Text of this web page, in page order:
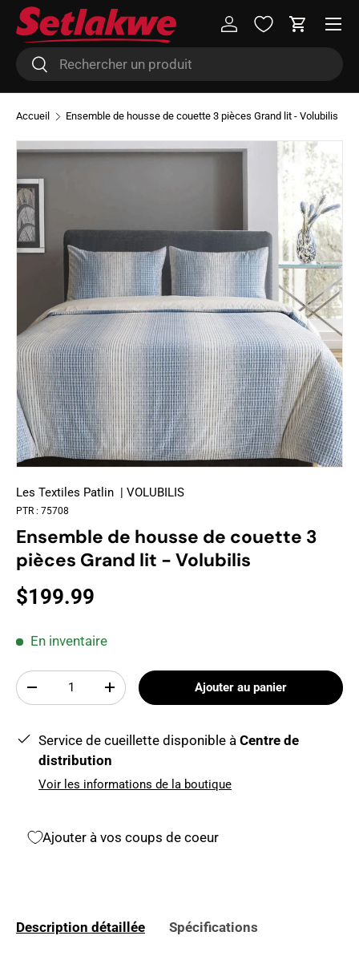
Aller au contenu
Recherche
Rechercher
Se connecterPanier
Menu
Accueil Ensemble de housse de couette 3 pièces Grand lit - Volubilis
Les Textiles Patlin | VOLUBILIS
PTR : 75708
Ensemble de housse de couette 3
pièces Grand lit - Volubilis
$199.99
En inventaire
Qté
-
+ Ajouter au panier
Service de cueillette disponible à Centre de
distribution
Voir les informations de la boutique
Ajouter à vos coups de coeur
Description détaillée Spécifications